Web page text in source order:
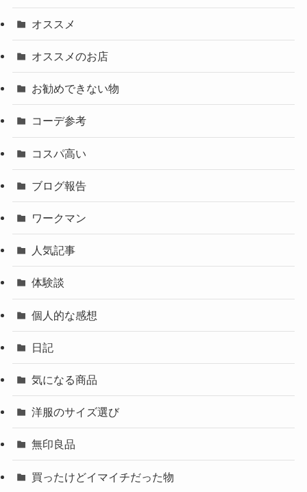
オススメ
オススメのお店
お勧めできない物
コーデ参考
コスパ高い
ブログ報告
ワークマン
人気記事
体験談
個人的な感想
日記
気になる商品
洋服のサイズ選び
無印良品
買ったけどイマイチだった物